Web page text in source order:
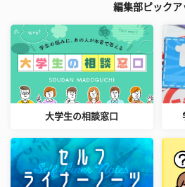
編集部ピックア
大学生の相談窓口